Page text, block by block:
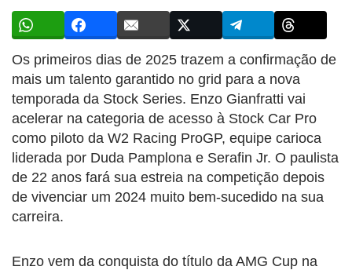
Os primeiros dias de 2025 trazem a confirmação de
mais um talento garantido no grid para a nova
temporada da Stock Series. Enzo Gianfratti vai
acelerar na categoria de acesso à Stock Car Pro
como piloto da W2 Racing ProGP, equipe carioca
liderada por Duda Pamplona e Serafin Jr. O paulista
de 22 anos fará sua estreia na competição depois
de vivenciar um 2024 muito bem-sucedido na sua
carreira.
Enzo vem da conquista do título da AMG Cup na